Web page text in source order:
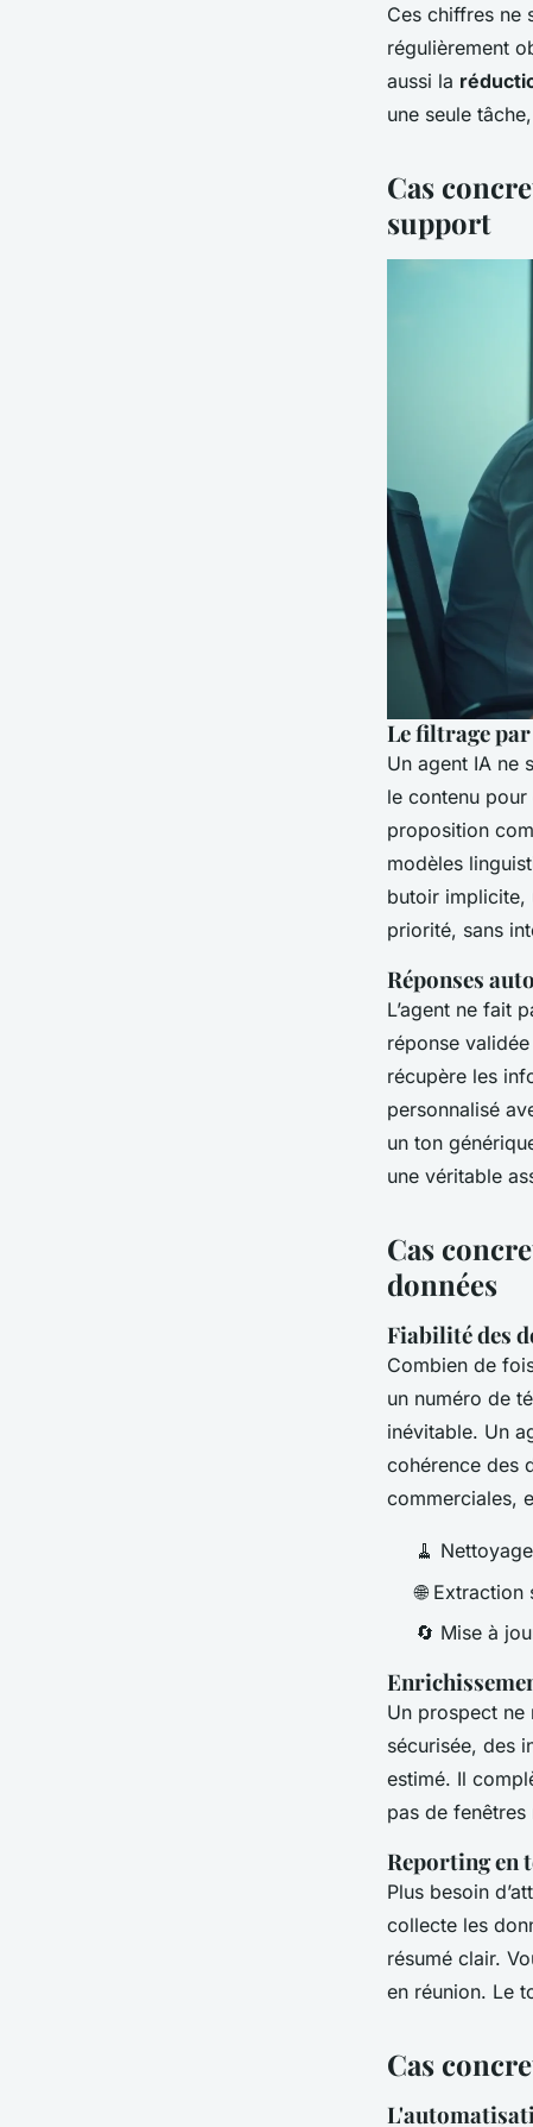
Ces chiffres ne
régulièrement
aussi la
une seule
Cas
support
Le filtrage
Un agent IA ne
le contenu pour
proposition
modèles
butoir implicite,
priorité, sans
Réponses
L’agent ne fait
réponse
récupère les
personnalisé
un ton
une véritable
Cas
données
Fiabilité des
Combien de
un numéro de
inévitable. Un
cohérence des
commerciales,
🧹
🌐
🔄 Mise à
Un prospect ne
sécurisée, des
estimé. Il
pas de
Reporting en
Plus besoin
collecte les
résumé clair.
en réunion. Le
Cas